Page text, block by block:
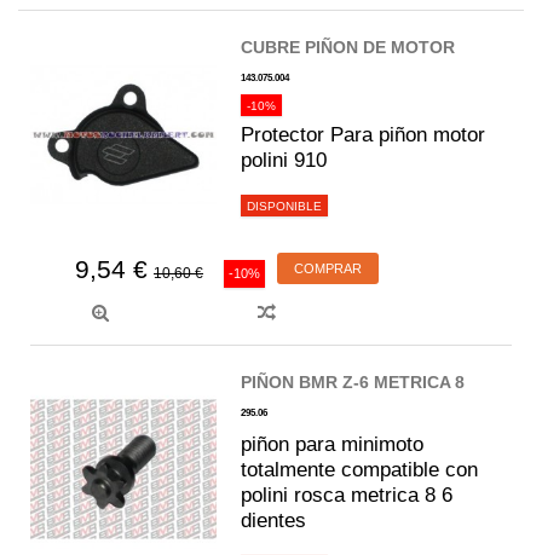
CUBRE PIÑON DE MOTOR
143.075.004
-10%
Protector Para piñon motor
polini 910
DISPONIBLE
9,54 € 10,60 € -10% COMPRAR
PIÑON BMR Z-6 METRICA 8
295.06
piñon para minimoto
totalmente compatible con
polini rosca metrica 8 6
dientes